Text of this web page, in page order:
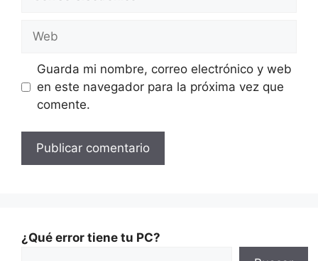
Guarda mi nombre, correo electrónico y web
en este navegador para la próxima vez que
comente.
¿Qué error tiene tu PC?